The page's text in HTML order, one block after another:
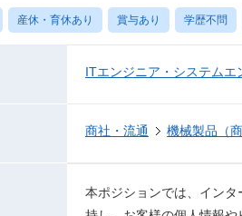
産休・育休あり 賞与あり 学歴不問
ITエンジニア・システムエ
商社・流通 機械製品（商
本ポジションでは、イン